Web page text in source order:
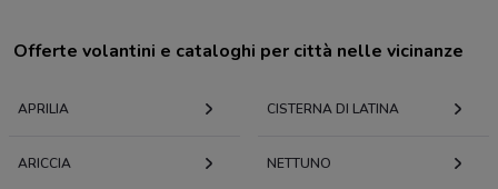
Offerte volantini e cataloghi per città nelle vicinanze
APRILIA CISTERNA DI LATINA
ARICCIA NETTUNO